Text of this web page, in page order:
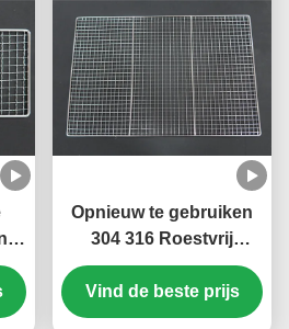
Opnieuw te gebruiken
304 316 Roestvrij
staaldraad Mesh Tray
Custom Size
Vind de beste prijs